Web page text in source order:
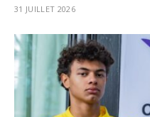
31 JUILLET 2026